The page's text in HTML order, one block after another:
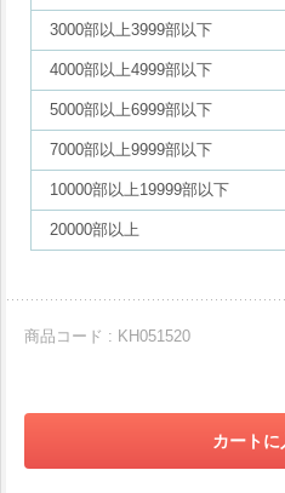
3000部以上3999部以下
4000部以上4999部以下
5000部以上6999部以下
7000部以上9999部以下
10000部以上19999部以下
20000部以上
商品コード : KH051520